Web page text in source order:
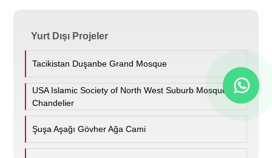
Yurt Dışı Projeler
Tacikistan Duşanbe Grand Mosque
USA Islamic Society of North West Suburb Mosque
Chandelier
Şuşa Aşağı Gövher Ağa Cami